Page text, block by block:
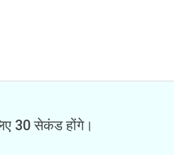
30 सेकंड होंगे।